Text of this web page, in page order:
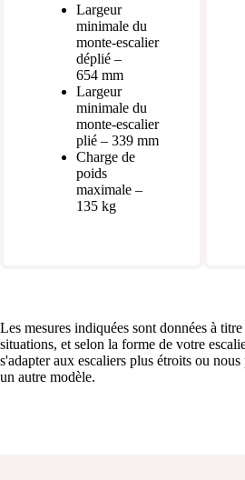
Largeur
minimale du
monte-escalier
déplié –
654 mm
Largeur
minimale du
monte-escalier
plié – 339 mm
Charge de
poids
maximale –
135 kg
Les mesures indiquées sont données à
situations, et selon la forme de votre
s'adapter aux escaliers plus étroits ou
un autre modèle.